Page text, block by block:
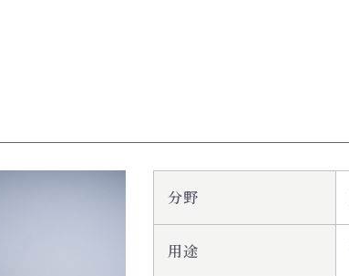
分野
用途